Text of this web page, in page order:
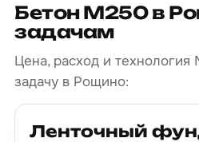
Бетон М250 в
задачам
Цена, расход и
задачу в Рощино:
Ленточный